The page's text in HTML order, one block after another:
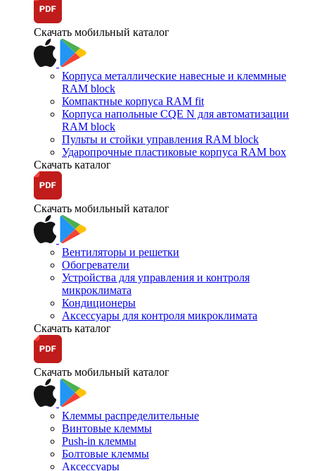
Скачать мобильный каталог
Корпуса металлические навесные и клеммные
RAM block
Компактные корпуса RAM fit
Корпуса напольные CQE N для автоматизации
RAM block
Пульты и стойки управления RAM block
Ударопрочные пластиковые корпуса RAM box
Скачать каталог
Скачать мобильный каталог
Вентиляторы и решетки
Обогреватели
Устройства для управления и контроля
микроклимата
Кондиционеры
Аксессуары для контроля микроклимата
Скачать каталог
Скачать мобильный каталог
Клеммы распределительные
Винтовые клеммы
Push-in клеммы
Болтовые клеммы
Аксессуары